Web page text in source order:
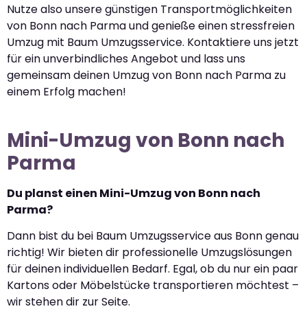
Nutze also unsere günstigen Transportmöglichkeiten
von Bonn nach Parma und genieße einen stressfreien
Umzug mit Baum Umzugsservice. Kontaktiere uns jetzt
für ein unverbindliches Angebot und lass uns
gemeinsam deinen Umzug von Bonn nach Parma zu
einem Erfolg machen!
Mini-Umzug von Bonn nach
Parma
Du planst einen Mini-Umzug von Bonn nach
Parma?
Dann bist du bei Baum Umzugsservice aus Bonn genau
richtig! Wir bieten dir professionelle Umzugslösungen
für deinen individuellen Bedarf. Egal, ob du nur ein paar
Kartons oder Möbelstücke transportieren möchtest –
wir stehen dir zur Seite.